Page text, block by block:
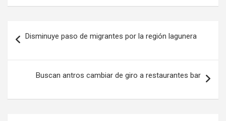
de
entradas
Disminuye paso de migrantes por la región lagunera
Buscan antros cambiar de giro a restaurantes bar